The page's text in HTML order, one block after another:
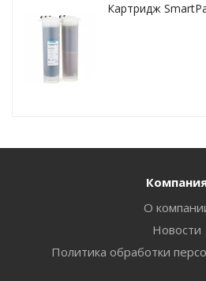
Картридж
О
Новости
Политика обработки